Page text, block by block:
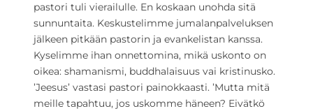
pastori tuli vierailulle. En koskaan unohda sitä
sunnuntaita. Keskustelimme jumalanpalveluksen
jälkeen pitkään pastorin ja evankelistan kanssa.
Kyselimme ihan onnettomina, mikä uskonto on
oikea: shamanismi, buddhalaisuus vai kristinusko.
’Jeesus’ vastasi pastori painokkaasti. ’Mutta mitä
meille tapahtuu, jos uskomme häneen? Eivätkö